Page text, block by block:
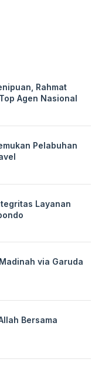
Rahmat
Agen Nasional
Pelabuhan
Layanan
via Garuda
Bersama